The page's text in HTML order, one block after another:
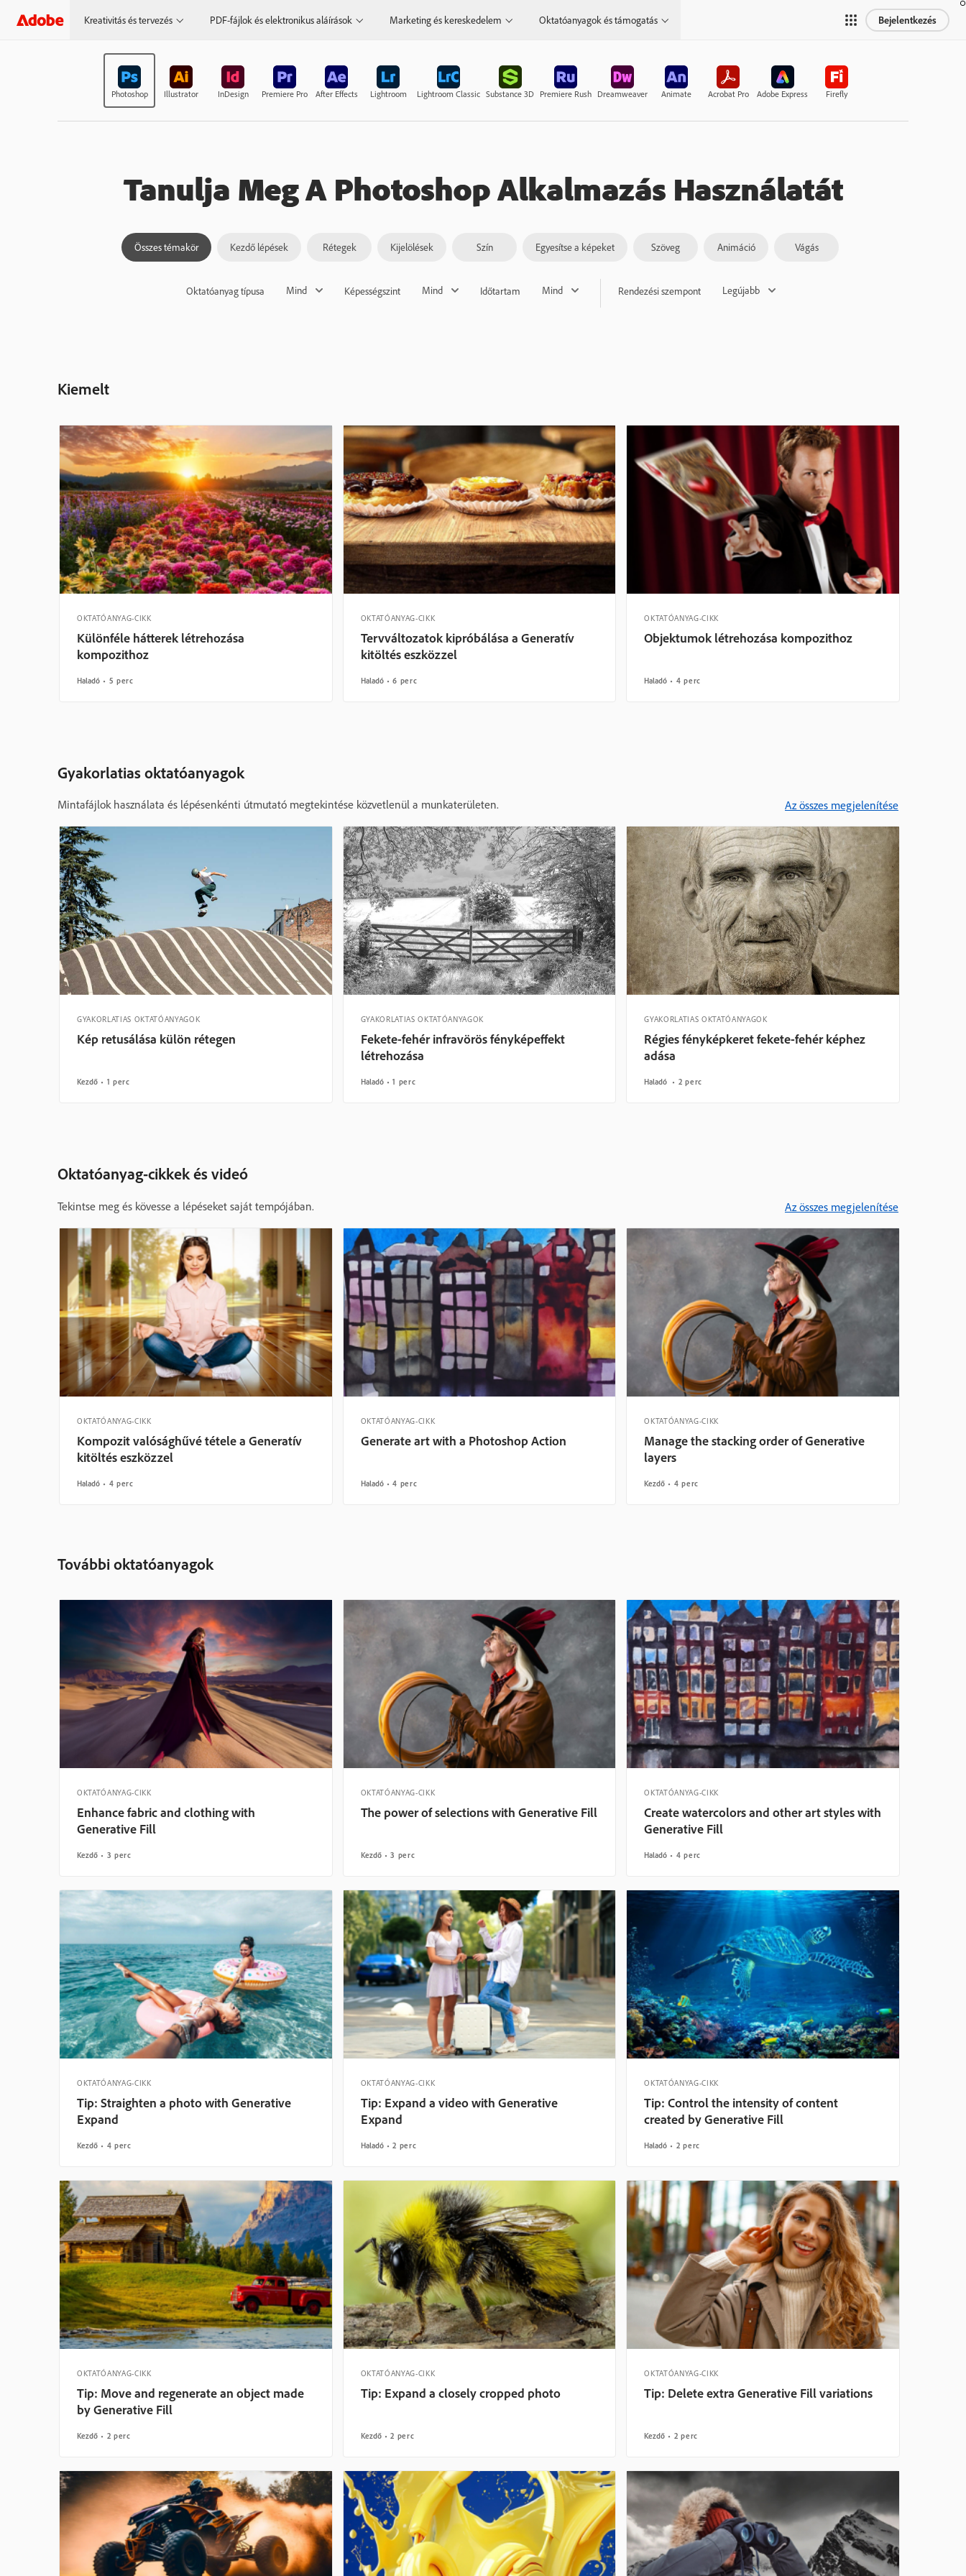
Kreativitás és tervezés PDF-fájlok és elektronikus aláírások Marketing és kereskedelem Oktatóanyagok és támogatás Bejelentkezés
Photoshop Illustrator InDesign Premiere Pro After Effects Lightroom Lightroom Classic Substance 3D Premiere Rush Dreamweaver Animate Acrobat Pro Adobe Express Firefly
Tanulja Meg A Photoshop Alkalmazás Használatát
Összes témakör Kezdő lépések Rétegek Kijelölések Szín Egyesítse a képeket Szöveg Animáció Vágás
Oktatóanyag típusa Mind Képességszint Mind Időtartam Mind Rendezési szempont Legújabb
Kiemelt
OKTATÓANYAG-CIKK
Különféle hátterek létrehozása
kompozithoz
Haladó 5 perc
OKTATÓANYAG-CIKK
Tervváltozatok kipróbálása a Generatív
kitöltés eszközzel
Haladó 6 perc
OKTATÓANYAG-CIKK
Objektumok létrehozása kompozithoz
Haladó 4 perc
Gyakorlatias oktatóanyagok
Mintafájlok használata és lépésenkénti útmutató megtekintése közvetlenül a munkaterületen. Az összes megjelenítése
GYAKORLATIAS OKTATÓANYAGOK
Kép retusálása külön rétegen
Kezdő 1 perc
GYAKORLATIAS OKTATÓANYAGOK
Fekete-fehér infravörös fényképeffekt
létrehozása
Haladó 1 perc
GYAKORLATIAS OKTATÓANYAGOK
Régies fényképkeret fekete-fehér képhez
adása
Haladó 2 perc
Oktatóanyag-cikkek és videó
Tekintse meg és kövesse a lépéseket saját tempójában. Az összes megjelenítése
OKTATÓANYAG-CIKK
Kompozit valósághűvé tétele a Generatív
kitöltés eszközzel
Haladó 4 perc
OKTATÓANYAG-CIKK
Generate art with a Photoshop Action
Haladó 4 perc
OKTATÓANYAG-CIKK
Manage the stacking order of Generative
layers
Kezdő 4 perc
További oktatóanyagok
OKTATÓANYAG-CIKK
Enhance fabric and clothing with
Generative Fill
Kezdő 3 perc
OKTATÓANYAG-CIKK
The power of selections with Generative Fill
Kezdő 3 perc
OKTATÓANYAG-CIKK
Create watercolors and other art styles with
Generative Fill
Haladó 4 perc
OKTATÓANYAG-CIKK
Tip: Straighten a photo with Generative
Expand
Kezdő 4 perc
OKTATÓANYAG-CIKK
Tip: Expand a video with Generative
Expand
Haladó 2 perc
OKTATÓANYAG-CIKK
Tip: Control the intensity of content
created by Generative Fill
Haladó 2 perc
OKTATÓANYAG-CIKK
Tip: Move and regenerate an object made
by Generative Fill
Kezdő 2 perc
OKTATÓANYAG-CIKK
Tip: Expand a closely cropped photo
Kezdő 2 perc
OKTATÓANYAG-CIKK
Tip: Delete extra Generative Fill variations
Kezdő 2 perc